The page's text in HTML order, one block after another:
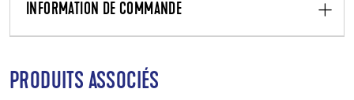
INFORMATION DE COMMANDE
PRODUITS ASSOCIÉS